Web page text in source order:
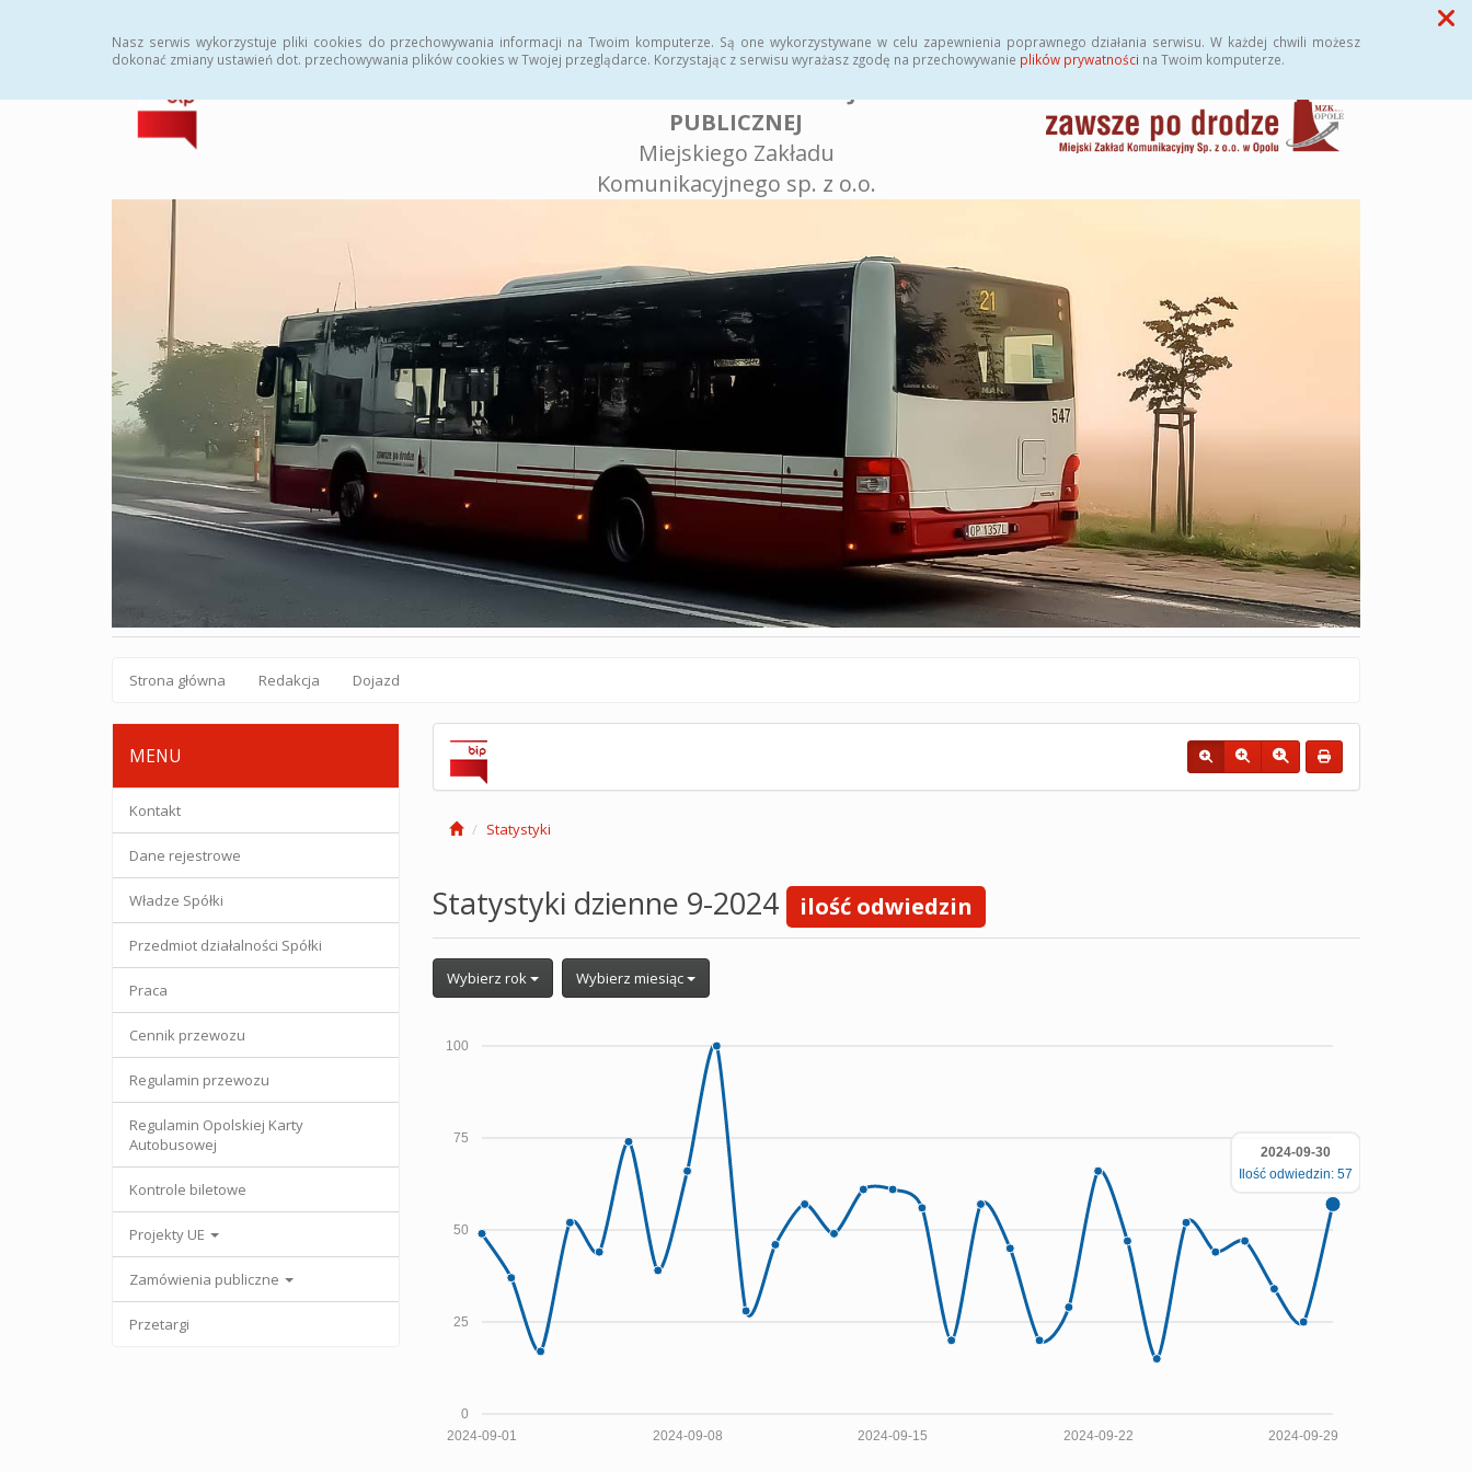
Nasz serwis wykorzystuje pliki cookies do przechowywania informacji na Twoim komputerze. Są one wykorzystywane w celu zapewnienia poprawnego działania serwisu. W każdej chwili możesz
dokonać zmiany ustawień dot. przechowywania plików cookies w Twojej przeglądarce. Korzystając z serwisu wyrażasz zgodę na przechowywanie plików prywatności na Twoim komputerze.
Przycisk wyszukaj duży
PUBLICZNEJ
Miejskiego Zakładu
Komunikacyjnego sp. z o.o.
Strona główna Redakcja Dojazd
MENU
Kontakt
Dane rejestrowe
Władze Spółki
Przedmiot działalności Spółki
Praca
Cennik przewozu
Regulamin przewozu
Regulamin Opolskiej Karty
Autobusowej
Kontrole biletowe
Projekty UE
Zamówienia publiczne
Przetargi
Statystyki
Statystyki dzienne 9-2024 ilość odwiedzin
Wybierz rok Wybierz miesiąc
0
25
50
75
100
2024-09-29
2024-09-22
2024-09-15
2024-09-08
2024-09-01
2024-09-30
Ilość odwiedzin: 57